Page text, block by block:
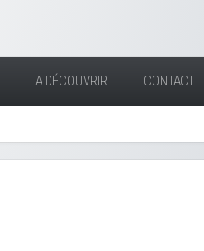
A DÉCOUVRIR CONTACT